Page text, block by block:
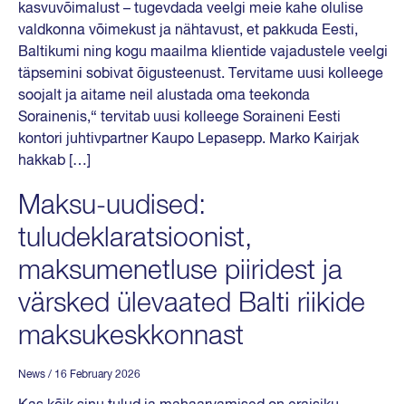
kasvuvõimalust – tugevdada veelgi meie kahe olulise
valdkonna võimekust ja nähtavust, et pakkuda Eesti,
Baltikumi ning kogu maailma klientide vajadustele veelgi
täpsemini sobivat õigusteenust. Tervitame uusi kolleege
soojalt ja aitame neil alustada oma teekonda
Sorainenis,“ tervitab uusi kolleege Soraineni Eesti
kontori juhtivpartner Kaupo Lepasepp. Marko Kairjak
hakkab […]
Maksu-uudised:
tuludeklaratsioonist,
maksumenetluse piiridest ja
värsked ülevaated Balti riikide
maksukeskkonnast
News / 16 February 2026